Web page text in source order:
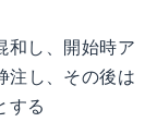
和し、開始時ア
注し、その後は
する